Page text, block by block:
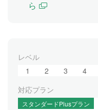
ら
レベル
1
2 3 4
対応プラン
スタンダードPlusプラン